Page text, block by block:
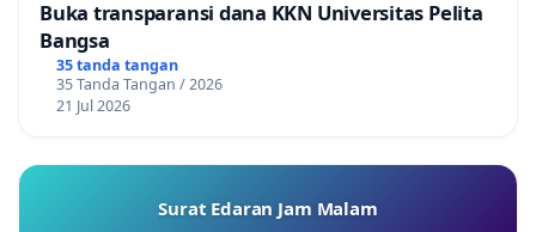
Buka transparansi dana KKN Universitas Pelita
Bangsa
35 tanda tangan
35 Tanda Tangan / 2026
21 Jul 2026
Surat Edaran Jam Malam